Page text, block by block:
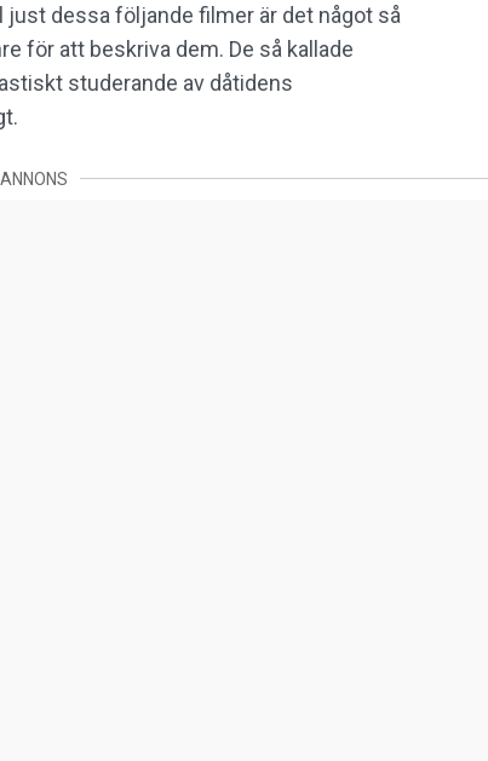
dessa följande filmer är det något så
för att beskriva dem. De så kallade
studerande av dåtidens
ANNONS